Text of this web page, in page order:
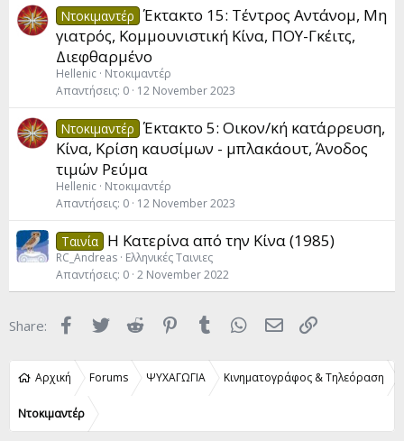
Ντοκιμαντέρ Έκτακτο 15: Τέντρος Αντάνομ, Μη
γιατρός, Κομμουνιστική Κίνα, ΠΟΥ-Γκέιτς,
Διεφθαρμένο
Hellenic Ντοκιμαντέρ
Απαντήσεις 0 12 November 2023
Ντοκιμαντέρ Έκτακτο 5: Οικον/κή κατάρρευση,
Κίνα, Κρίση καυσίμων - μπλακάουτ, Άνοδος
τιμών Ρεύμα
Hellenic Ντοκιμαντέρ
Απαντήσεις 0 12 November 2023
Ταινία Η Κατερίνα από την Κίνα (1985)
RC_Andreas Ελληνικές Ταινιες
Απαντήσεις 0 2 November 2022
Share: FacebookTwitter Reddit Pinterest
Tumblr WhatsApp
Email
Αρχική Forums ΨΥΧΑΓΩΓΙΑ Κινηματογράφος & Τηλεόραση
Ντοκιμαντέρ